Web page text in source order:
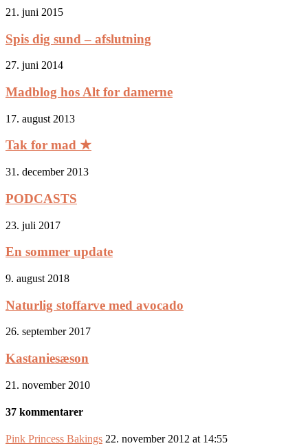
21. juni 2015
Spis dig sund – afslutning
27. juni 2014
Madblog hos Alt for damerne
17. august 2013
Tak for mad ★
31. december 2013
PODCASTS
23. juli 2017
En sommer update
9. august 2018
Naturlig stoffarve med avocado
26. september 2017
Kastaniesæson
21. november 2010
37 kommentarer
Pink Princess Bakings 22. november 2012 at 14:55